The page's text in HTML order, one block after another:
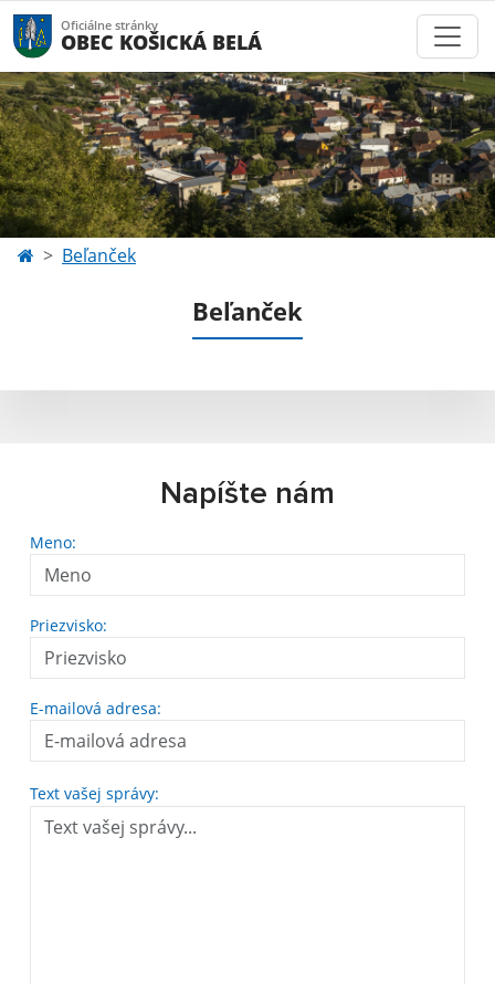
Oficiálne stránky
OBEC KOŠICKÁ BELÁ
Beľanček
Beľanček
Napíšte nám
Meno:
Priezvisko:
E-mailová adresa:
Text vašej správy: